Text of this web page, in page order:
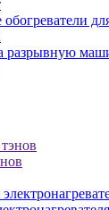
разрывную